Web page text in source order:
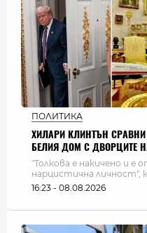
ПОЛИТИКА
ХИЛАРИ КЛИНТЪН
БЕЛИЯ ДОМ С ДВОРЦИТЕ
"Толкова е накичено и е
нарцистична личност",
16:23 - 08.08.2026